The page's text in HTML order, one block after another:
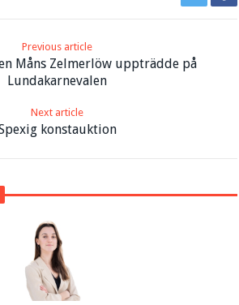
Previous article
Måns Zelmerlöw uppträdde på
Lundakarnevalen
Next article
konstauktion